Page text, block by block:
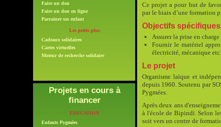
Ce projet a pour but de
par le biais d’une formation
Objectifs spécifiques
Assurer la prise en
Fournir le matériel
électricité, mécanique etc.
Le projet
Organisme laïque et
depuis 1960. Soutenu par
Pygmées.
Après deux ans
à l'école de Bipindi. Selon
soit vers un centre de
Faire un don
Faire un don en ligne
Parrainer un enfant
Les petits plus
Cadeaux solidaires
Cartes virtuelles
Moteur de recherche solidaire
Projets en cours à
financer
EDUCATION
Enfants Pygmées